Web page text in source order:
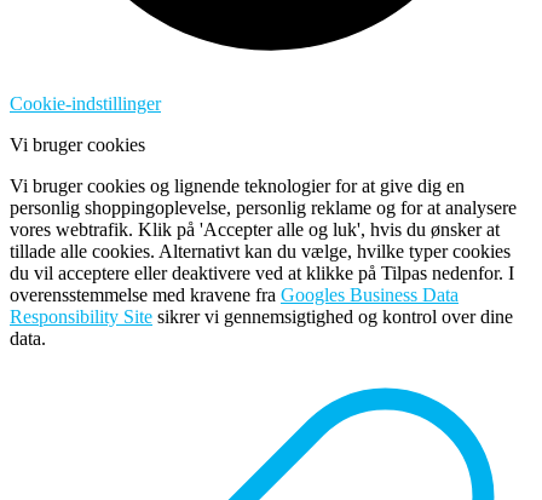
Cookie-indstillinger
Vi bruger cookies
Vi bruger cookies og lignende teknologier for at give dig en
personlig shoppingoplevelse, personlig reklame og for at analysere
vores webtrafik. Klik på 'Accepter alle og luk', hvis du ønsker at
tillade alle cookies. Alternativt kan du vælge, hvilke typer cookies
du vil acceptere eller deaktivere ved at klikke på Tilpas nedenfor. I
overensstemmelse med kravene fra Googles Business Data
Responsibility Site sikrer vi gennemsigtighed og kontrol over dine
data.